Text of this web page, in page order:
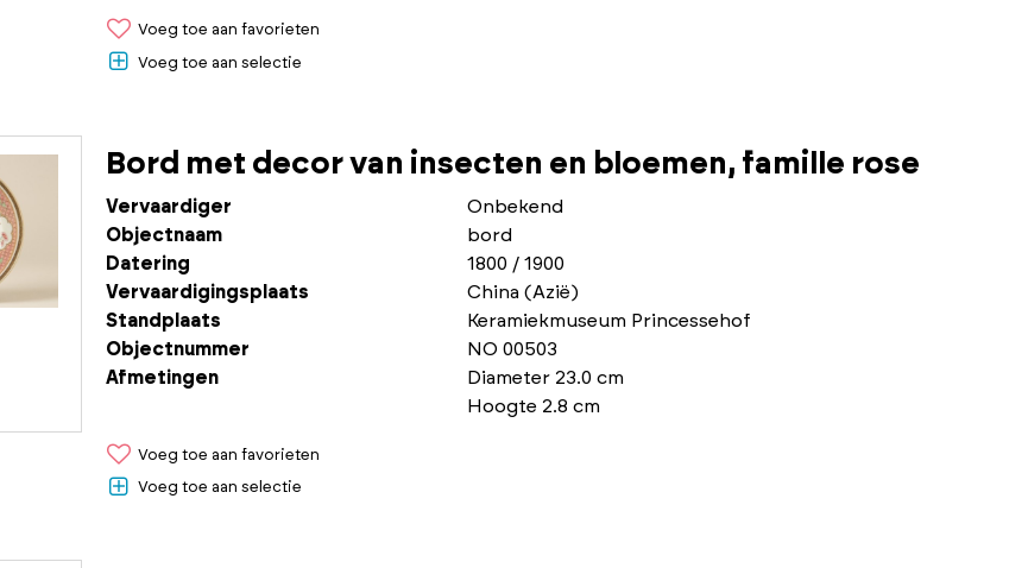
Voeg toe aan favorieten
Voeg toe aan selectie
Bord met decor van insecten en bloemen, famille rose
Vervaardiger
Onbekend
Objectnaam
bord
Datering
1800 / 1900
Vervaardigingsplaats
China (Azië)
Standplaats
Keramiekmuseum Princessehof
Objectnummer
NO 00503
Afmetingen
Diameter 23.0 cm
Hoogte 2.8 cm
Voeg toe aan favorieten
Voeg toe aan selectie